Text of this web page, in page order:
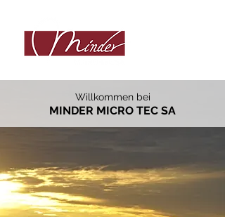
Willkommen bei
MINDER MICRO TEC SA